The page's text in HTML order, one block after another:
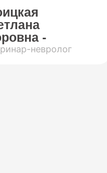
-
невролог